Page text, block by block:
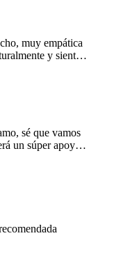
muy empática
y siento
me ha tocado🤍
sé que vamos
un súper apoyo